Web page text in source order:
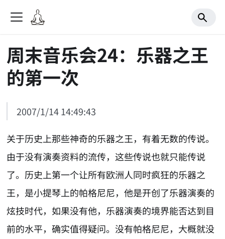
周末音乐会24：乐器之王
的第一次
2007/1/14 14:49:43
关于历史上那些神奇的乐器之王，有着无数的传说。
由于没有演奏资料的流传，这些传说也就只能传说
了。历史上第一个让所有欧洲人同时疯狂的乐器之
王，是小提琴上的帕格尼尼，他是开创了乐器演奏的
炫技时代，如果没有他，乐器演奏的境界能否达到目
前的水平，确实值得疑问。没有帕格尼尼，大概就没